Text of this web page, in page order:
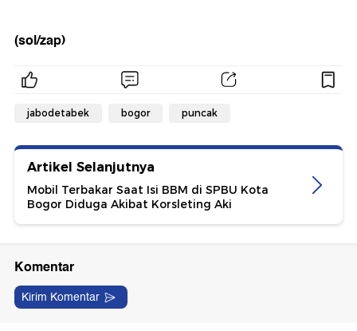
(sol/zap)
jabodetabek bogor puncak
Artikel Selanjutnya
Mobil Terbakar Saat Isi BBM di SPBU Kota
Bogor Diduga Akibat Korsleting Aki